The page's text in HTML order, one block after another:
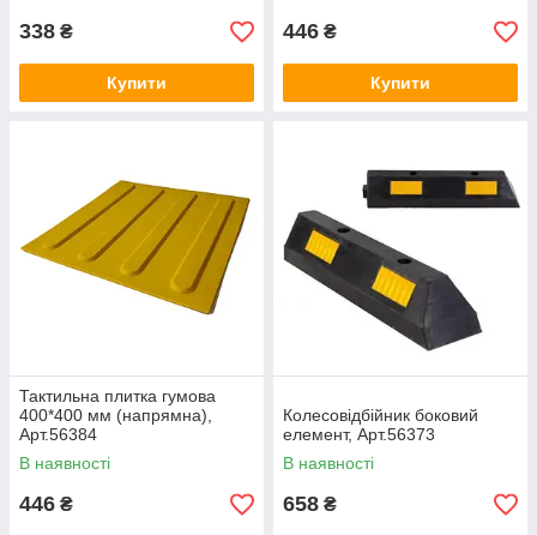
338 ₴
Купити
446 ₴
Купити
Тактильна плитка гумова
400*400 мм (напрямна),
Арт.56384
В наявності
446 ₴
Колесовідбійник боковий
елемент, Арт.56373
В наявності
658 ₴